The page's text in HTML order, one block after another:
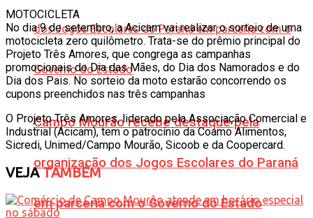
Campo Mourão recebe destaque pela
organização dos Jogos Escolares do Paraná
em parceria com o Governo do Estado
MOTOCICLETA
No dia 9 de setembro, a Acicam vai realizar o sorteio de uma
motocicleta zero quilômetro. Trata-se do prêmio principal do
Projeto Três Amores, que congrega as campanhas
promocionais do Dia das Mães, do Dia dos Namorados e do
Dia dos Pais. No sorteio da moto estarão concorrendo os
cupons preenchidos nas três campanhas
O Projeto Três Amores, liderado pela Associação Comercial e
Industrial (Acicam), tem o patrocínio da Coamo Alimentos,
Sicredi, Unimed/Campo Mourão, Sicoob e da Coopercard.
VEJATAMBÉM